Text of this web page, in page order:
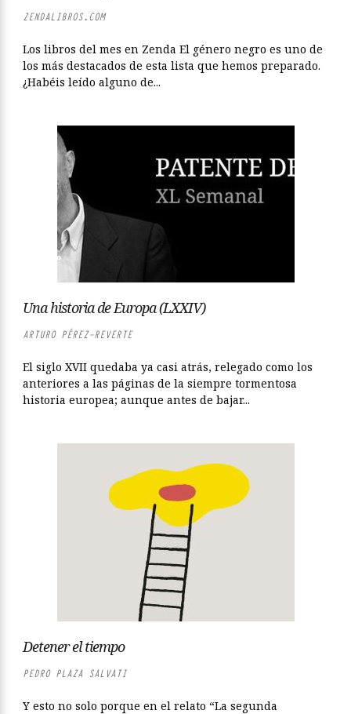
ZENDALIBROS.COM
Los libros del mes en Zenda El género negro es uno de
los más destacados de esta lista que hemos preparado.
¿Habéis leído alguno de...
Una historia de Europa (LXXIV)
ARTURO PÉREZ-REVERTE
El siglo XVII quedaba ya casi atrás, relegado como los
anteriores a las páginas de la siempre tormentosa
historia europea; aunque antes de bajar...
Detener el tiempo
PEDRO PLAZA SALVATI
Y esto no solo porque en el relato “La segunda